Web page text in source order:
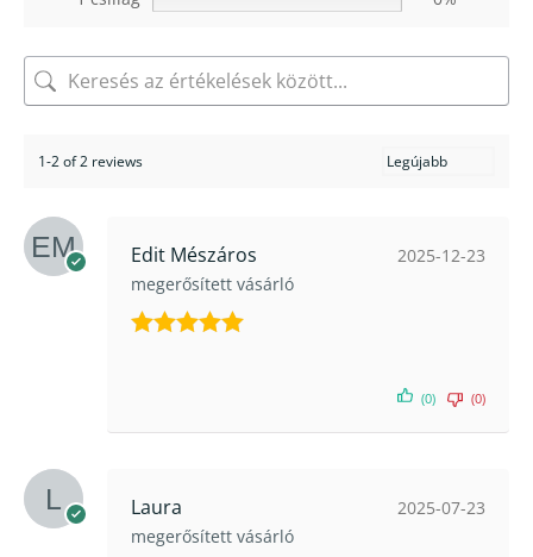
1-2 of 2 reviews
Edit Mészáros
megerősített vásárló
2025-12-23
(0) (0)
Laura
megerősített vásárló
2025-07-23